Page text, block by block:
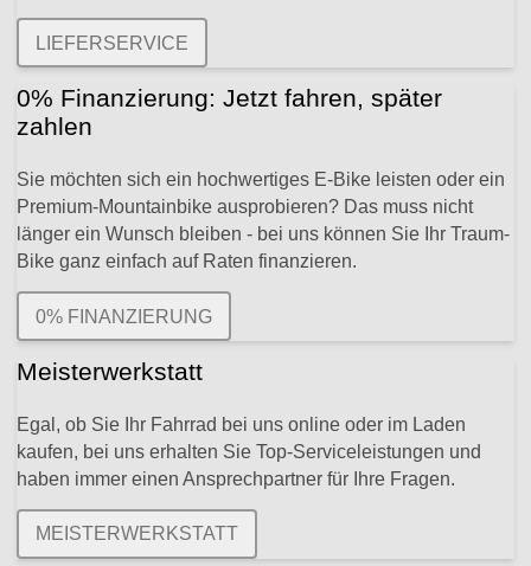
LIEFERSERVICE
0% Finanzierung: Jetzt fahren, später
zahlen
Sie möchten sich ein hochwertiges E-Bike leisten oder ein
Premium-Mountainbike ausprobieren? Das muss nicht
länger ein Wunsch bleiben - bei uns können Sie Ihr Traum-
Bike ganz einfach auf Raten finanzieren.
0% FINANZIERUNG
Meisterwerkstatt
Egal, ob Sie Ihr Fahrrad bei uns online oder im Laden
kaufen, bei uns erhalten Sie Top-Serviceleistungen und
haben immer einen Ansprechpartner für Ihre Fragen.
MEISTERWERKSTATT